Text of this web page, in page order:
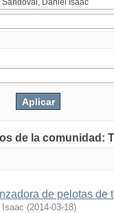
de la comunidad:
de pelotas de
Isaac (2014-03-18)